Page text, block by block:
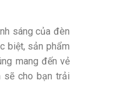
sáng của đèn
biệt, sản phẩm
mang đến vẻ
sẽ cho bạn trải